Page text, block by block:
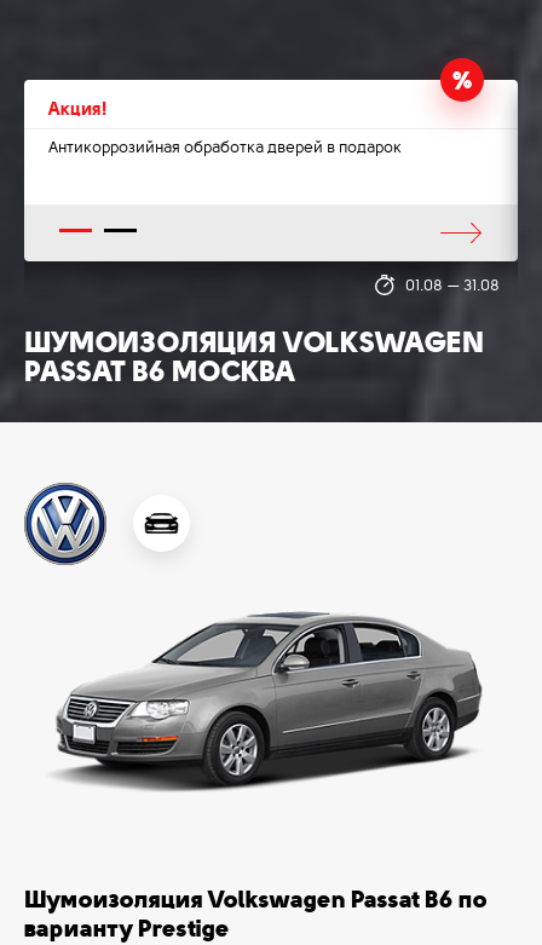
ШУМОИЗОЛЯЦИЯ VOLKSWAGEN
PASSAT B6 МОСКВА
Акция!
Антикоррозийная обработка дверей в подарок
01.08 — 31.08
1 2
Шумоизоляция Volkswagen Passat B6 по
варианту Prestige